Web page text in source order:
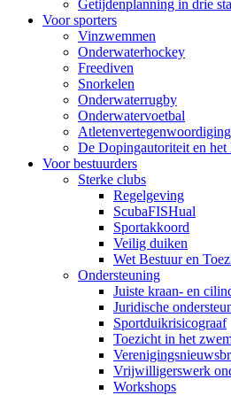
Getijdenplanning in drie
Voor sporters
Vinzwemmen
Onderwaterhockey
Freediven
Snorkelen
Onderwaterrugby
Onderwatervoetbal
Atletenvertegenwoordiging
De Dopingautoriteit en
Voor bestuurders
Sterke clubs
Regelgeving
ScubaFISHual
Sportakkoord
Veilig duiken
Wet Bestuur en
Ondersteuning
Juiste kraan- en
Juridische
Sportduikrisicograaf
Toezicht in het
Vrijwilligerswerk
Workshops